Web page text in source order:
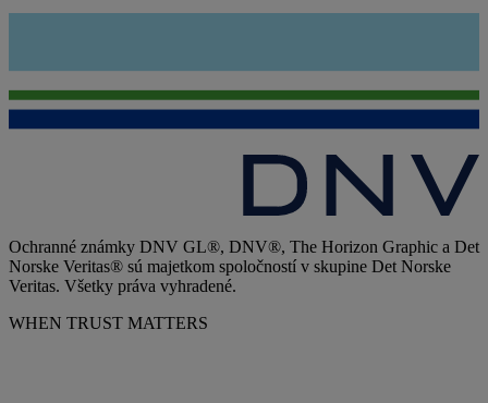
Ochranné známky DNV GL®, DNV®, The Horizon Graphic a Det
Norske Veritas® sú majetkom spoločností v skupine Det Norske
Veritas. Všetky práva vyhradené.
WHEN TRUST MATTERS